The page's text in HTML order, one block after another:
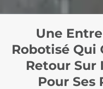
Une
Robotisé Qui
Retour Sur
Pour Ses